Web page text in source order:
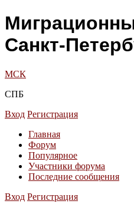
Санкт-
МСК
СПБ
Вход Регистрация
Главная
Форум
Популярное
Участники форума
Последние сообщения
Вход Регистрация